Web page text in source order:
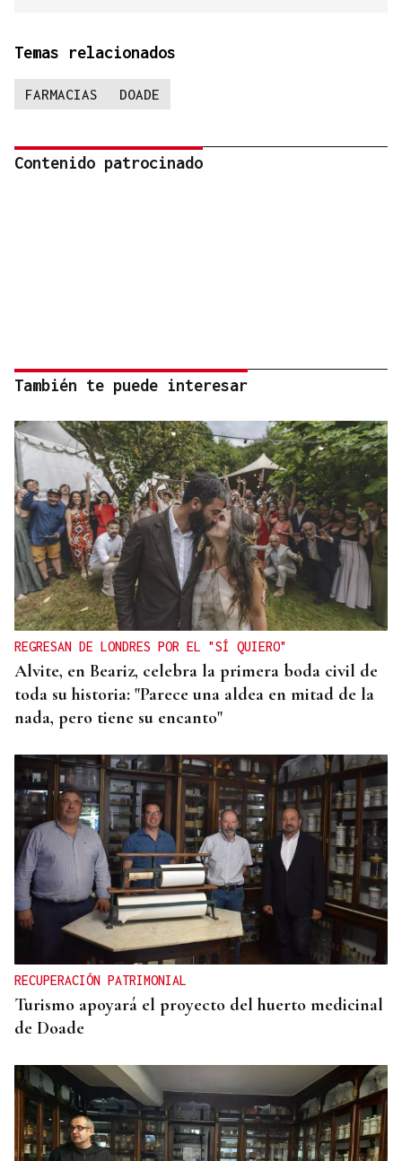
Temas relacionados
FARMACIAS DOADE
Contenido patrocinado
También te puede interesar
REGRESAN DE LONDRES POR EL "SÍ QUIERO"
Alvite, en Beariz, celebra la primera boda civil de
toda su historia: "Parece una aldea en mitad de la
nada, pero tiene su encanto"
RECUPERACIÓN PATRIMONIAL
Turismo apoyará el proyecto del huerto medicinal
de Doade